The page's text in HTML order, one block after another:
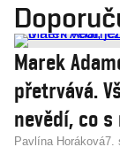
Marek
přetrvává.
nevědí, co s
Pavlína Horáková7.